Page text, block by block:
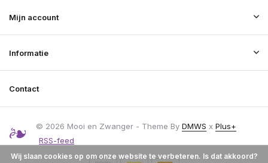
Mijn account
Informatie
Contact
© 2026 Mooi en Zwanger - Theme By DMWS x Plus+
RSS-feed
Wij slaan cookies op om onze website te verbeteren. Is dat akkoord?